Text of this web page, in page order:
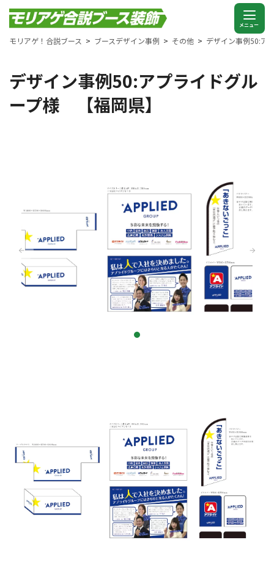
モリアゲ！合説ブース ブースデザイン事例 その他 デザイン事例50:ア
デザイン事例50:アプライドグル
ープ様 【福岡県】